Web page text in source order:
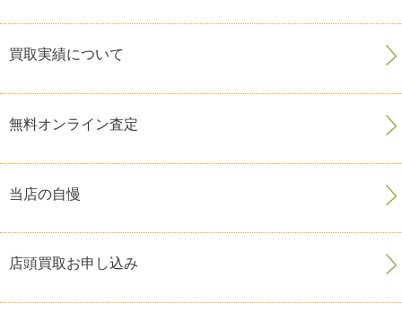
買取実績について
無料オンライン査定
当店の自慢
店頭買取お申し込み